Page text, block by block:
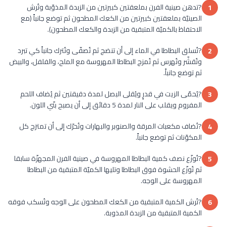
1 ?تدهن صينية الفرن بملعقتين كبيرتين من الزبدة المذوّبة وتُرش
الصينيّة بملعقتين كبيرتين من الكعك المطحون ثم توضع جانباً (مع
الاحتفاظ بالكميّة المتبقية من الزبدة والكعك المطحون).
2 ?تُسلق البطاطا في الماء إلى أن تنضج ثم تُصفّى وتُترك جانباً كي تبرد
وتُقشّر وتُهرس ثم تُمزج البطاطا المهروسة مع الملح، والفلفل، والبيض
ثم توضع جانباً.
3 ?يُحمّى الزيت في قدرٍ ويُقلى البصل لمدة دقيقتين ثم يُضاف اللحم
المفروم ويقلب على النار لمدة 5 دقائق إلى أن يصبح بنّي اللون.
4 ?تُضاف مكعبات المرقة والصنوبر والبهارات وتُحرّك إلى أن تمتزج كل
المكوّنات ثم توضع جانباً.
5 ?تُوزّع نصف كمية البطاطا المهروسة في صينية الفرن المجهزّة سابقا
ثم تُوزّع الحشوة فوق البطاطا وتليها الكميّة المتبقية من البطاطا
المهروسة على الوجه.
6 ?تُرش الكمية المتبقية من الكعك المطحون على الوجه وتُسكب فوقه
الكمية المتبقية من الزبدة المذوبة.